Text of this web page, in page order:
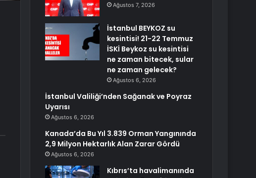
Ağustos 7, 2026
İstanbul BEYKOZ su
kesintisi! 21-22 Temmuz
İSKİ Beykoz su kesintisi
ne zaman bitecek, sular
ne zaman gelecek?
Ağustos 6, 2026
İstanbul Valiliği’nden Sağanak ve Poyraz
Uyarısı
Ağustos 6, 2026
Kanada’da Bu Yıl 3.839 Orman Yangınında
2,9 Milyon Hektarlık Alan Zarar Gördü
Ağustos 6, 2026
Kıbrıs’ta havalimanında